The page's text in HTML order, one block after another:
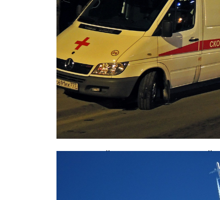
В страшной аварии с маршруткой